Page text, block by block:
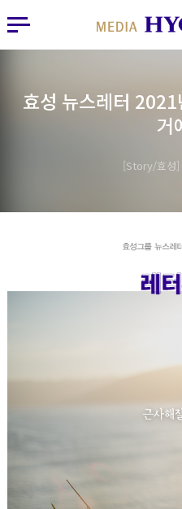
MY FRIEND
사이드바 열기
효성 뉴스레터
거
Story/효성